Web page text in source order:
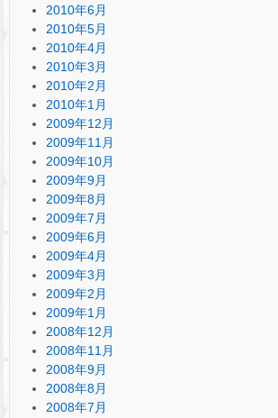
2010年6月
2010年5月
2010年4月
2010年3月
2010年2月
2010年1月
2009年12月
2009年11月
2009年10月
2009年9月
2009年8月
2009年7月
2009年6月
2009年4月
2009年3月
2009年2月
2009年1月
2008年12月
2008年11月
2008年9月
2008年8月
2008年7月